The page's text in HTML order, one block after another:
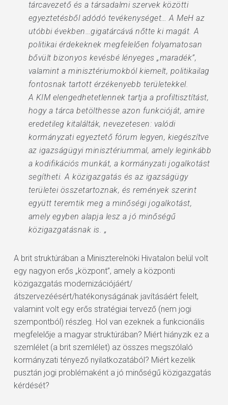
tárcavezető és a társadalmi szervek közötti
egyeztetésből adódó tevékenységet… A MeH az
utóbbi években…gigatárcává nőtte ki magát. A
politikai érdekeknek megfelelően folyamatosan
bővült bizonyos kevésbé lényeges „maradék”,
valamint a minisztériumokból kiemelt, politikailag
fontosnak tartott érzékenyebb területekkel.
A KIM elengedhetetlennek tartja a profiltisztítást,
hogy a tárca betölthesse azon funkcióját, amire
eredetileg kitalálták, nevezetesen: valódi
kormányzati egyeztető fórum legyen, kiegészítve
az igazságügyi minisztériummal, amely leginkább
a kodifikációs munkát, a kormányzati jogalkotást
segítheti. A közigazgatás és az igazságügy
területei összetartoznak, és remények szerint
együtt teremtik meg a minőségi jogalkotást,
amely egyben alapja lesz a jó minőségű
közigazgatásnak is. „
A brit struktúrában a Miniszterelnöki Hivatalon belül volt
egy nagyon erős „központ”, amely a központi
közigazgatás modernizációjáért/
átszervezéésért/hatékonyságának javításáért felelt,
valamint volt egy erős stratégiai tervező (nem jogi
szempontból) részleg. Hol van ezeknek a funkcionális
megfelelője a magyar struktúrában? Miért hiányzik ez a
szemlélet (a brit szemlélet) az összes megszólaló
kormányzati tényező nyilatkozatából? Miért kezelik
pusztán jogi problémaként a jó minőségű közigazgatás
kérdését?